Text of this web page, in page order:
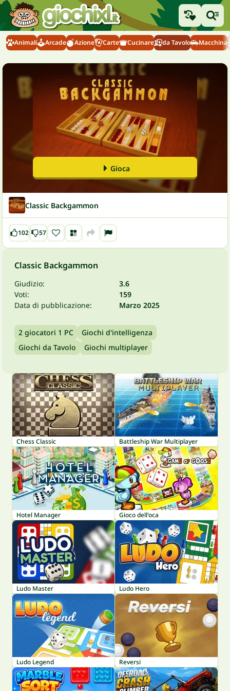
Animali Arcade Azione Carte Cucinare da Tavolo Macchina
Gioca
Classic Backgammon
102 57
Classic Backgammon
Giudizio:
3.6
Voti:
159
Data di pubblicazione:
Marzo 2025
2 giocatori 1 PC
Giochi d'intelligenza
Giochi da Tavolo
Giochi multiplayer
Chess Classic Battleship War Multiplayer
Hotel Manager Gioco dell'oca
Ludo Master Ludo Hero
Ludo Legend Reversi